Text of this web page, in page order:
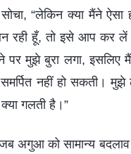
“लेकिन क्या मैंने ऐसा
रही हूँ, तो इसे आप कर
मुझे बुरा लगा, इसलिए
नहीं हो सकती।
गलती है।”
जब अगुआ को सामान्य